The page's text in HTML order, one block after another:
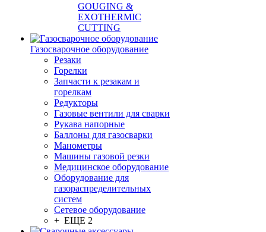
GOUGING &
EXOTHERMIC
CUTTING
Газосварочное оборудование
Резаки
Горелки
Запчасти к резакам и
горелкам
Редукторы
Газовые вентили для сварки
Рукава напорные
Баллоны для газосварки
Манометры
Машины газовой резки
Медицинское оборудование
Оборудование для
газораспределительных
систем
Сетевое оборудование
+ ЕЩЕ 2